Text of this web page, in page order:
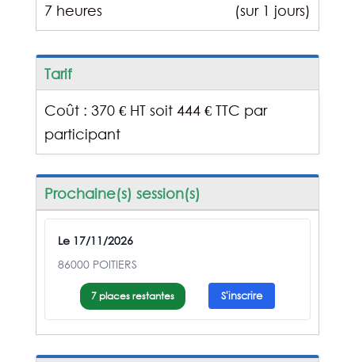
7 heures (sur 1 jours)
Tarif
Coût : 370 € HT soit 444 € TTC par
participant
Prochaine(s) session(s)
Le 17/11/2026
86000 POITIERS
7 places restantes S'inscrire